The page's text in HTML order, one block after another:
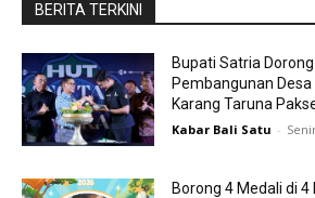
BERITA TERKINI
Bupati Satria
Pembangunan
Karang Taruna
Kabar Bali Satu -
Borong 4 Medali di